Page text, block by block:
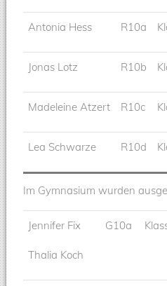
Antonia Hess R10a
Jonas Lotz R10b
Madeleine Atzert R10c
Lea Schwarze R10d
Im Gymnasium wurden
Jennifer Fix
Thalia Koch
G10a